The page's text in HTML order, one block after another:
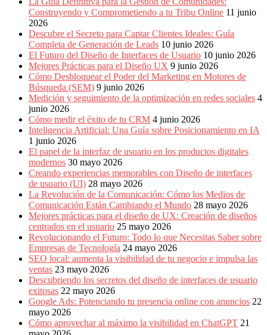
Construyendo y Comprometiendo a tu Tribu Online 11 junio
2026
Descubre el Secreto para Captar Clientes Ideales: Guía
Completa de Generación de Leads 10 junio 2026
El Futuro del Diseño de Interfaces de Usuario 10 junio 2026
Mejores Prácticas para el Diseño UX 9 junio 2026
Cómo Desbloquear el Poder del Marketing en Motores de
Búsqueda (SEM) 9 junio 2026
Medición y seguimiento de la optimización en redes sociales 4
junio 2026
Cómo medir el éxito de tu CRM 4 junio 2026
Inteligencia Artificial: Una Guía sobre Posicionamiento en IA
1 junio 2026
El papel de la interfaz de usuario en los productos digitales
modernos 30 mayo 2026
Creando experiencias memorables con Diseño de interfaces
de usuario (UI) 28 mayo 2026
La Revolución de la Comunicación: Cómo los Medios de
Comunicación Están Cambiando el Mundo 28 mayo 2026
Mejores prácticas para el diseño de UX: Creación de diseños
centrados en el usuario 25 mayo 2026
Revolucionando el Futuro: Todo lo que Necesitas Saber sobre
Empresas de Tecnología 24 mayo 2026
SEO local: aumenta la visibilidad de tu negocio e impulsa las
ventas 23 mayo 2026
Descubriendo los secretos del diseño de interfaces de usuario
exitosas 22 mayo 2026
Google Ads: Potenciando tu presencia online con anuncios 22
mayo 2026
Cómo aprovechar al máximo la visibilidad en ChatGPT 21